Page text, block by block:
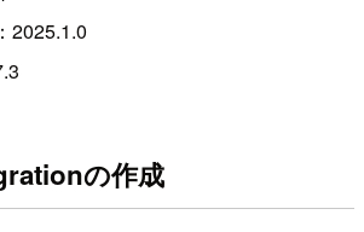
2025.1.0
の作成